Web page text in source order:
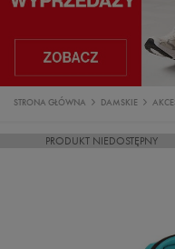
STRONA GŁÓWNA DAMSKIE
PRODUKT NIEDOSTĘPNY